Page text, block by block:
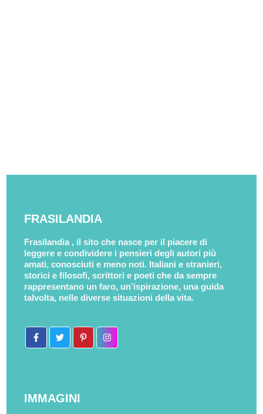
FRASILANDIA
Frasilandia , il sito che nasce per il piacere di
leggere e condividere i pensieri degli autori più
amati, conosciuti e meno noti. Italiani e stranieri,
storici e filosofi, scrittori e poeti che da sempre
rappresentano un faro, un’ispirazione, una guida
talvolta, nelle diverse situazioni della vita.
IMMAGINI